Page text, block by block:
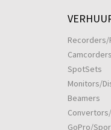
Recorders/
SpotSets
Monitors/
Beamers
GoPro/